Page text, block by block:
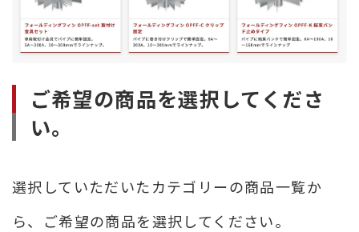
ご希望の商品を選択してくださ
い。
選択していただいたカテゴリーの商品一覧か
ら、ご希望の商品を選択してください。